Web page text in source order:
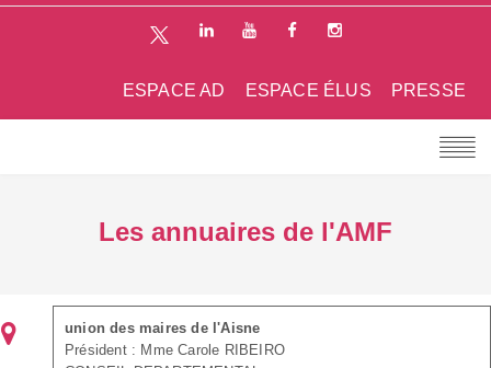
PRESSE
ESPACE ÉLUS
ESPACE AD
Les annuaires de l'AMF
union des maires de l'Aisne
Président : Mme Carole RIBEIRO